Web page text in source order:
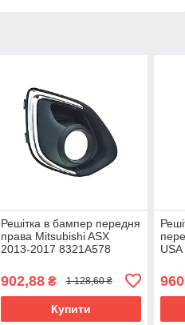
Решітка в бампер передня
права Mitsubishi ASX
2013-2017 8321A578
902,88₴ 1 128,60 ₴
Купити